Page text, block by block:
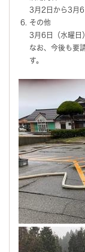
3月2日から3月
その他
3月6日（水曜日
なお、今後も要
す。